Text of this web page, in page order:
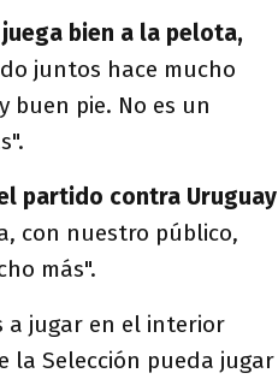
juega bien a la pelota,
juntos hace mucho
buen pie. No es un
partido contra Uruguay
con nuestro público,
más".
a jugar en el interior
la Selección pueda jugar